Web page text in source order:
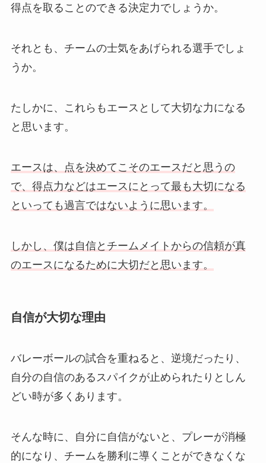
得点を取ることのできる決定力でしょうか。
それとも、チームの士気をあげられる選手でしょ
うか。
たしかに、これらもエースとして大切な力になる
と思います。
エースは、点を決めてこそのエースだと思うの
で、得点力などはエースにとって最も大切になる
といっても過言ではないように思います。
しかし、僕は自信とチームメイトからの信頼が真
のエースになるために大切だと思います。
自信が大切な理由
バレーボールの試合を重ねると、逆境だったり、
自分の自信のあるスパイクが止められたりとしん
どい時が多くあります。
そんな時に、自分に自信がないと、プレーが消極
的になり、チームを勝利に導くことができなくな